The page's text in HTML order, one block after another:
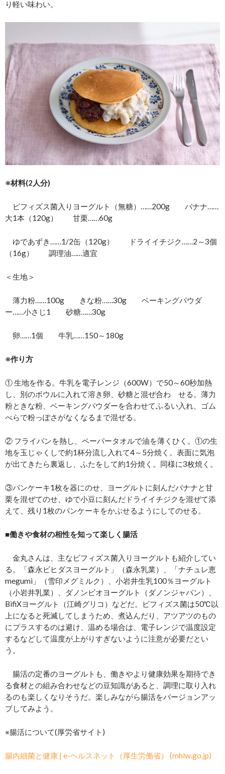
り軽い味わい。
※材料(2人分)
ビフィズス菌入りヨーグルト（無糖）……200g バナナ……
大1本（120g） 甘栗……60g
ゆであずき……1/2缶（120g） ドライイチジク……2～3個
（16g） 調理油……適宜
＜生地＞
薄力粉……100g きな粉……30g ベーキングパウダ
ー……小さじ1 砂糖……30g
卵……1個 牛乳……150～180g
※作り方
① 生地を作る。牛乳を電子レンジ（600W）で50～60秒加熱
し、別のボウルに入れて溶き卵、砂糖と混ぜ合わ せる。薄力
粉ときな粉、ベーキングパウダーを合わせてふるい入れ、ゴム
べらで粉っぽさがなくなるまで混ぜる。
② フライパンを熱し、ペーパータオルで油を薄くひく。①の生
地を玉じゃくしで約1杯分流し入れて4～5分焼く。表面に気泡
が出てきたら裏返し、ふたをして約1分焼く。同様に3枚焼く。
③パンケーキ1枚を器にのせ、ヨーグルトに刻んだバナナと甘
栗を混ぜてのせ、ゆで小豆に刻んだドライイチジクを混ぜて添
えて、残り1枚のパンケーキをかぶせるようにしてのせる。
■働きや食材の相性を知って楽しく腸活
金丸さんは、主なビフィズス菌入りヨーグルトも紹介してい
る。「森永ビヒダスヨーグルト」（森永乳業）、「ナチュレ恵
megumi」（雪印メグミルク）、小岩井生乳100％ヨーグルト
（小岩井乳業）、ダノンビオヨーグルト（ダノンジャパン）、
BifiXヨーグルト（江崎グリコ）などだ。ビフィズス菌は50℃以
上になると死滅してしまうため、煮込んだり、アツアツのもの
にプラスするのは避け、温める場合は、電子レンジで温度設定
するなどして温度が上がりすぎないように注意が必要だとい
う。
腸活の定番のヨーグルトも、働きやより健康効果を期待でき
る食材との組み合わせなどの豆知識があると、調理に取り入れ
るのも楽しくなりそうだ。楽しみながら腸活をバージョンアッ
プしてみよう。
※腸活について(厚労省サイト)
腸内細菌と健康 | e-ヘルスネット（厚生労働省） (mhlw.go.jp)